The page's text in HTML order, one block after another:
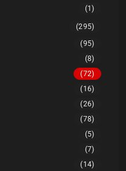
(1)
(295)
(95)
(8)
(72)
(16)
(26)
(78)
(5)
(7)
(14)